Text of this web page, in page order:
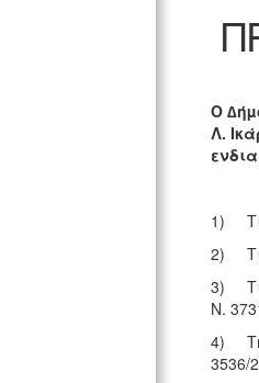
Ο
Λ.
1)
2)
3)
Ν.
4)
3536/